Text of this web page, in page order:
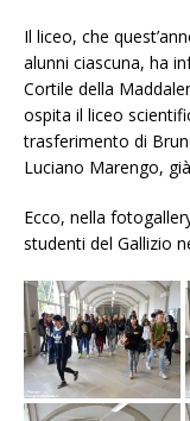
Il liceo, che
alunni ciascuna, ha
Cortile della
ospita il liceo
trasferimento di
Luciano Marengo,
Ecco, nella
studenti del Gallizio